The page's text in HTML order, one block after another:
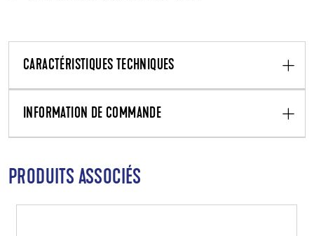
CARACTÉRISTIQUES TECHNIQUES
INFORMATION DE COMMANDE
PRODUITS ASSOCIÉS